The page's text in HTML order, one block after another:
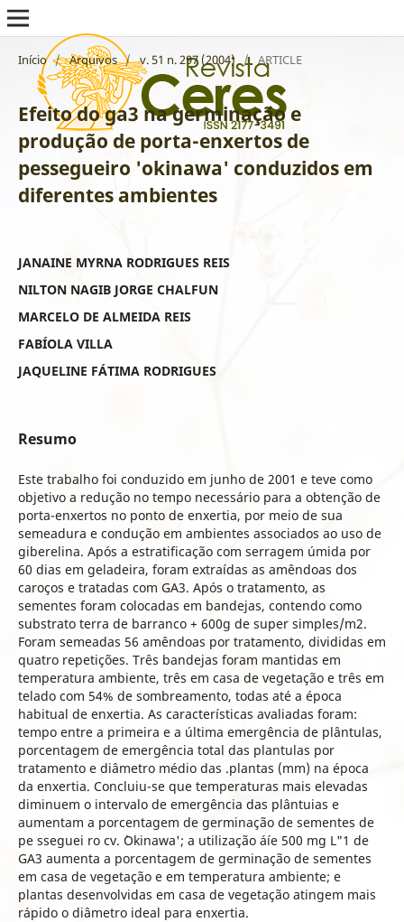
Início / Arquivos / v. 51 n. 297 (2004) / ARTICLE
Efeito do ga3 na germinação e
produção de porta-enxertos de
pessegueiro 'okinawa' conduzidos em
diferentes ambientes
JANAINE MYRNA RODRIGUES REIS
NILTON NAGIB JORGE CHALFUN
MARCELO DE ALMEIDA REIS
FABÍOLA VILLA
JAQUELINE FÁTIMA RODRIGUES
Resumo
Este trabalho foi conduzido em junho de 2001 e teve como
objetivo a redução no tempo necessário para a obtenção de
porta-enxertos no ponto de enxertia, por meio de sua
semeadura e condução em ambientes associados ao uso de
giberelina. Após a estratificação com serragem úmida por
60 dias em geladeira, foram extraídas as amêndoas dos
caroços e tratadas com GA3. Após o tratamento, as
sementes foram colocadas em bandejas, contendo como
substrato terra de barranco + 600g de super simples/m2.
Foram semeadas 56 amêndoas por tratamento, divididas em
quatro repetições. Três bandejas foram mantidas em
temperatura ambiente, três em casa de vegetação e três em
telado com 54% de sombreamento, todas até a época
habitual de enxertia. As características avaliadas foram:
tempo entre a primeira e a última emergência de plântulas,
porcentagem de emergência total das plantulas por
tratamento e diâmetro médio das .plantas (mm) na época
da enxertia. Concluiu-se que temperaturas mais elevadas
diminuem o intervalo de emergência das plântuias e
aumentam a porcentagem de germinação de sementes de
pe sseguei ro cv. `Okinawa'; a utilização áíe 500 mg L"1 de
GA3 aumenta a porcentagem de germinação de sementes
em casa de vegetação e em temperatura ambiente; e
plantas desenvolvidas em casa de vegetação atingem mais
rápido o diâmetro ideal para enxertia.